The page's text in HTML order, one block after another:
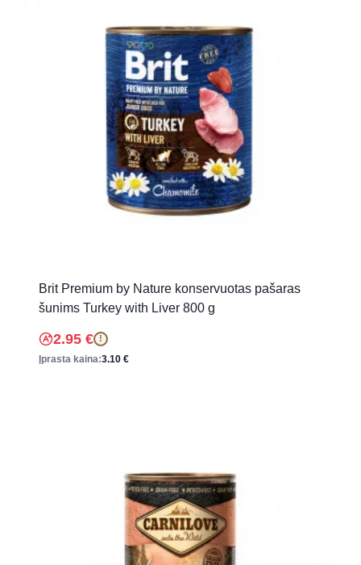
Brit Premium by Nature konservuotas pašaras
šunims Turkey with Liver 800 g
2.95 € !
Įprasta kaina:3.10 €